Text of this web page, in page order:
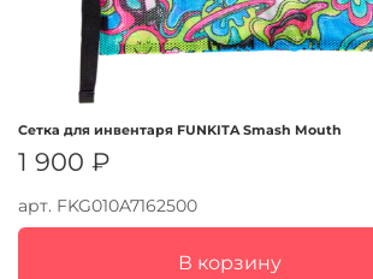
арт. FKG010A7162500
Сетка для инвентаря FUNKITA Smash Mouth
1 900 ₽
В корзину